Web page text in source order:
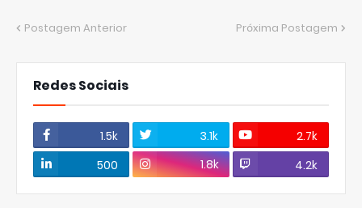
Postagem Anterior Próxima Postagem
Redes Sociais
1.5k 3.1k
2.7k
500
1.8k 4.2k